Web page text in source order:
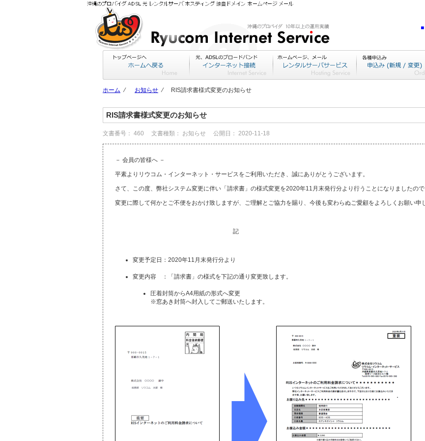
ホーム ⁄ お知らせ ⁄ RIS請求書様式変更のお知らせ
RIS請求書様式変更のお知らせ
文書番号： 460 文書種類： お知らせ 公開日： 2020-11-18
－ 会員の皆様へ －
平素よりリウコム・インターネット・サービスをご利用いただき、誠にありがとうございます。
さて、この度、弊社システム変更に伴い「請求書」の様式変更を2020年11月末発行分より行うことになりましたので
変更に際して何かとご不便をおかけ致しますが、ご理解とご協力を賜り、今後も変わらぬご愛顧をよろしくお願い申
記
変更予定日：2020年11月末発行分より
変更内容 ：「請求書」の様式を下記の通り変更致します。
圧着封筒からA4用紙の形式へ変更
※窓あき封筒へ封入してご郵送いたします。